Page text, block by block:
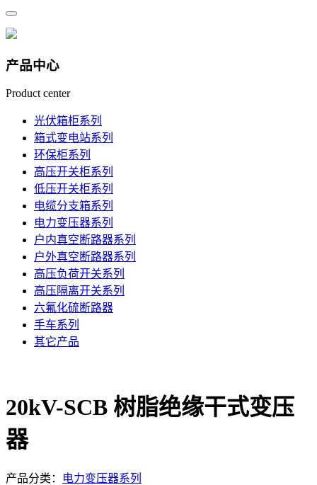
产品中心
Product center
光伏箱柜系列
箱式变电站系列
环保柜系列
高压开关柜系列
低压开关柜系列
电缆分支箱系列
电力变压器系列
户内真空断路器系列
户外真空断路器系列
高压负荷开关系列
高压隔离开关系列
六氟化硫断路器
手车系列
其它产品
20kV-SCB 树脂绝缘干式变压
器
产品分类： 电力变压器系列